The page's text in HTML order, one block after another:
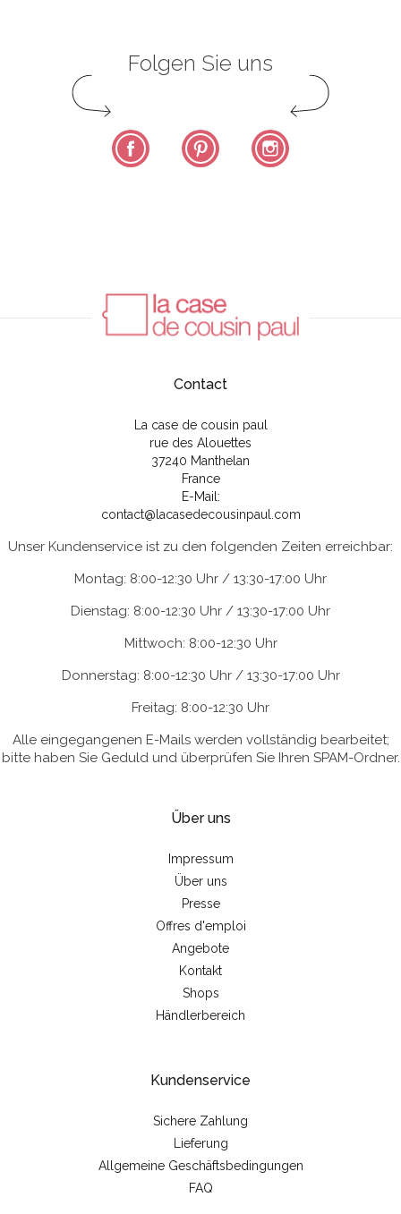
Folgen Sie uns
Facebook Pinterest
Contact
La case de cousin paul
rue des Alouettes
37240 Manthelan
France
E-Mail:
contact@lacasedecousinpaul.com
Unser Kundenservice ist zu den folgenden Zeiten erreichbar:
Montag: 8:00-12:30 Uhr / 13:30-17:00 Uhr
Dienstag: 8:00-12:30 Uhr / 13:30-17:00 Uhr
Mittwoch: 8:00-12:30 Uhr
Donnerstag: 8:00-12:30 Uhr / 13:30-17:00 Uhr
Freitag: 8:00-12:30 Uhr
Alle eingegangenen E-Mails werden vollständig bearbeitet;
bitte haben Sie Geduld und überprüfen Sie Ihren SPAM-Ordner.
Über uns
Impressum
Über uns
Presse
Offres d'emploi
Angebote
Kontakt
Shops
Händlerbereich
Kundenservice
Sichere Zahlung
Lieferung
Allgemeine Geschäftsbedingungen
FAQ